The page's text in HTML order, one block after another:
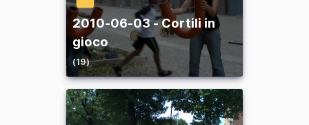
2010-06-03 - Cortili in
gioco
(19)